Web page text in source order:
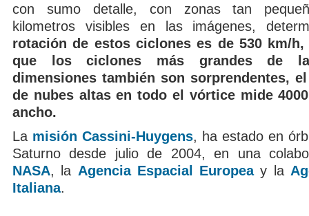
con sumo detalle, con zonas tan
kilometros visibles en las imágenes,
rotación de estos ciclones es de 530 km/
que los ciclones más grandes de
dimensiones también son sorprendentes,
de nubes altas en todo el vórtice mide
ancho.
La misión Cassini-Huygens, ha estado en
Saturno desde julio de 2004, en una
NASA, la Agencia Espacial Europeay la
Italiana.